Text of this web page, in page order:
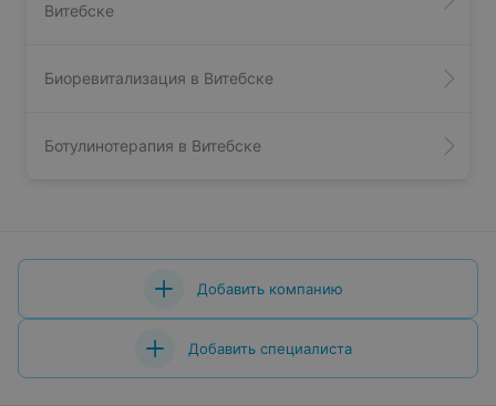
Витебске
Биоревитализация в Витебске
Ботулинотерапия в Витебске
Добавить компанию
Добавить специалиста